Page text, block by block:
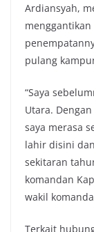
Ardiansyah,
menggantikan
pulang
“Saya
Utara.
saya merasa
lahir disini
sekitaran
komandan
wakil
Terkait